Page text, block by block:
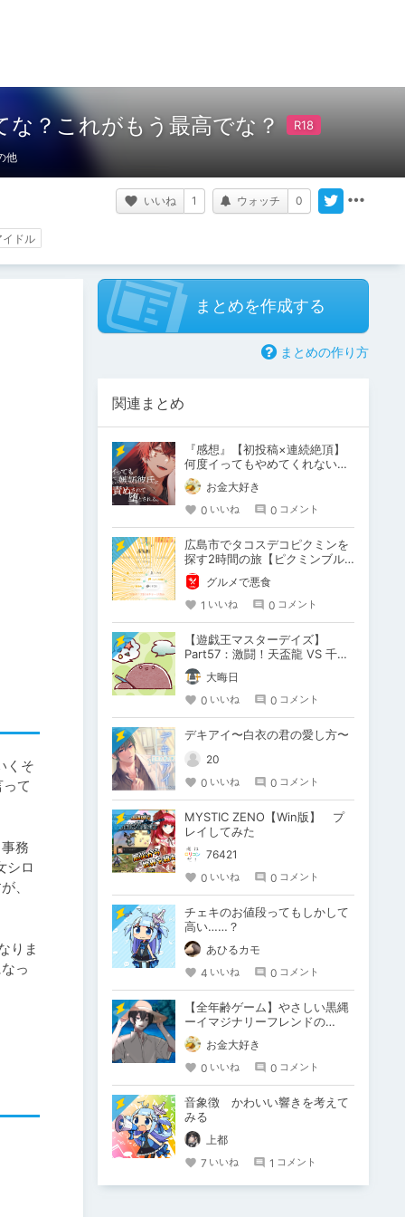
？これがもう最高でな？
他
いいね 1 ウォッチ 0
イドル
くそ
て
務
シロ
、
りま
っ
まとめを作成する
まとめの作り方
関連まとめ
『感想』【初投稿×連続絶頂】
何度イってもやめてくれない嫉
妬彼氏に激責めされて堕とされ
る。お金大好き
0 いいね 0 コメント
広島市でタコスデコピクミンを
探す2時間の旅【ピクミンブル
ーム / Pikmin Bloom】
グルメで悪食
1 いいね 0 コメント
【遊戯王マスターデイズ】
Part57：激闘！天盃龍 VS 千年
D【架空デュエル】
大晦日
0 いいね 0 コメント
デキアイ〜白衣の君の愛し方〜
20
0 いいね 0 コメント
MYSTIC ZENO【Win版】 プ
レイしてみた
76421
0 いいね 0 コメント
チェキのお値段ってもしかして
高い……？
あひるカモ
4 いいね 0 コメント
【全年齢ゲーム】やさしい黒縄
ーイマジナリーフレンドの
「彼」と過ごすおぼんやすみー
お金大好き
0 いいね 0 コメント
音象徴 かわいい響きを考えて
みる
上都
7 いいね 1 コメント